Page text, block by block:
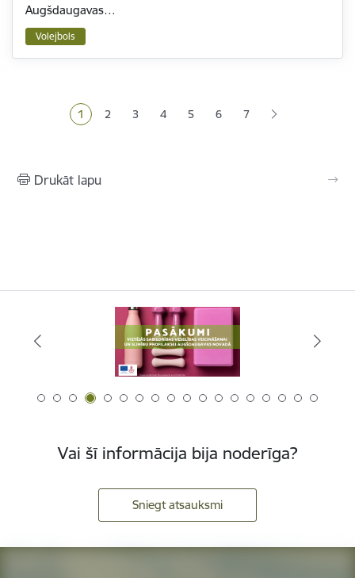
Augšdaugavas…
Volejbols
Pašreizējā lapa
1 Lapa
2 Lapa
3 Lapa
4 Lapa
5 Lapa
6 7
Drukāt lapu
Vai šī informācija bija noderīga?
Sniegt atsauksmi